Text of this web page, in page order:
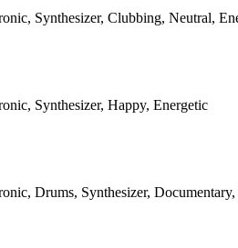
Synthesizer, Clubbing, Neutral,
Synthesizer, Happy, Energetic
Drums, Synthesizer,